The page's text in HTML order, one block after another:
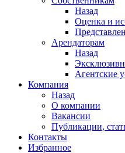
Назад
Оценка и
Арендаторам
Назад
Агентские
Компания
Назад
О компании
Вакансии
Публикации,
Контакты
Избранное